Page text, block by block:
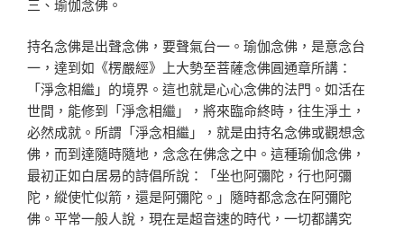
三、瑜伽念佛。
持名念佛是出聲念佛，要聲氣台一。瑜伽念佛，是意念台
一，達到如《楞嚴經》上大勢至菩薩念佛圓通章所講：
「淨念相繼」的境界。這也就是心心念佛的法門。如活在
世間，能修到「淨念相繼」，將來臨命終時，往生淨土，
必然成就。所謂「淨念相繼」，就是由持名念佛或觀想念
佛，而到達隨時隨地，念念在佛念之中。這種瑜伽念佛，
最初正如白居易的詩倡所說：「坐也阿彌陀，行也阿彌
陀，縱使忙似箭，還是阿彌陀。」隨時都念念在阿彌陀
佛。平常一般人說，現在是超音速的時代，一切都講究